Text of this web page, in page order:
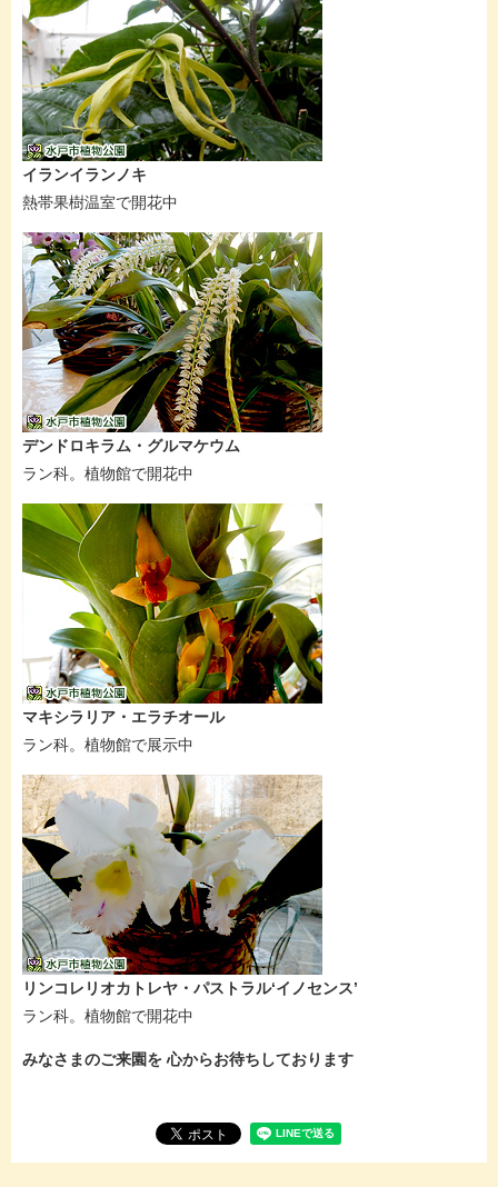
イランイランノキ
熱帯果樹温室で開花中
デンドロキラム・グルマケウム
ラン科。植物館で開花中
マキシラリア・エラチオール
ラン科。植物館で展示中
リンコレリオカトレヤ・パストラル‘イノセンス’
ラン科。植物館で開花中
みなさまのご来園を 心からお待ちしております